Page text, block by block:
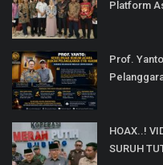
Platform
Prof.
HOAX..!
SURUH